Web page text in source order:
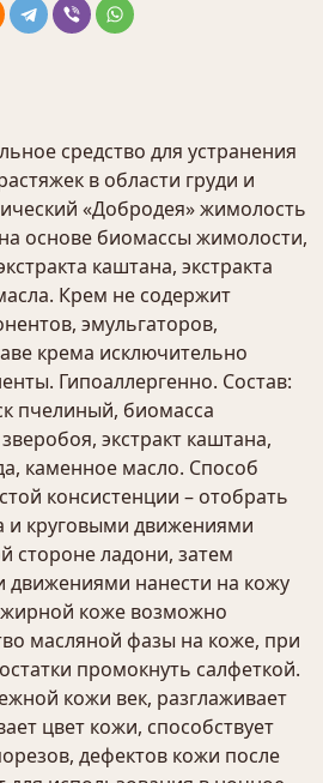
средство для устранения
в области груди и
«Добродея» жимолость
основе биомассы жимолости,
каштана, экстракта
Крем не содержит
эмульгаторов,
крема исключительно
Гипоаллергенно. Состав:
пчелиный, биомасса
экстракт каштана,
каменное масло. Способ
консистенции – отобрать
и круговыми движениями
стороне ладони, затем
нанести на кожу
коже возможно
масляной фазы на коже, при
промокнуть салфеткой.
кожи век, разглаживает
цвет кожи, способствует
дефектов кожи после